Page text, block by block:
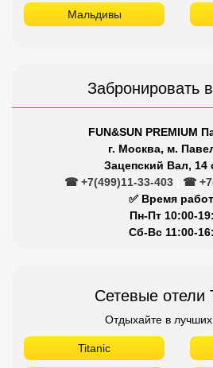
Зацепский Вал,
☎ +7(499)11-33-403
☎
Сетевые отели
Отдыхайте в
Titanic
Justiniano
Dobedan